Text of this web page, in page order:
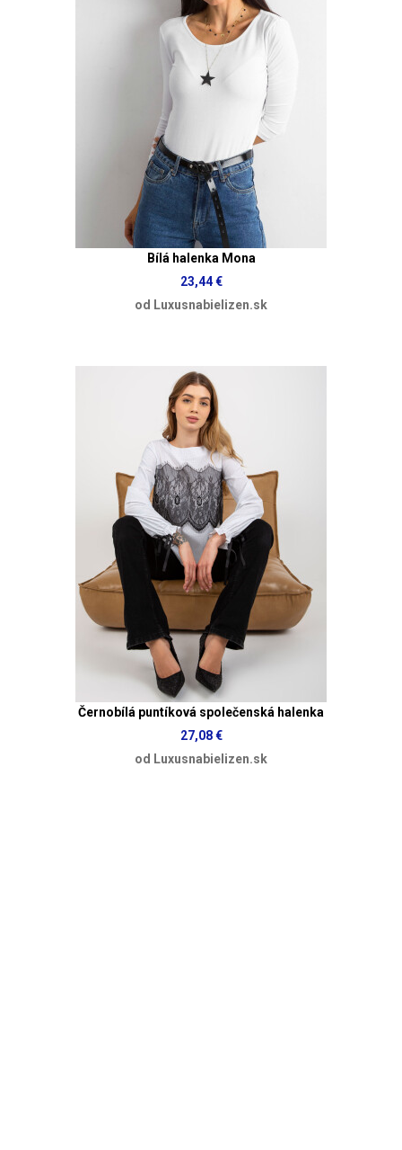
Bílá halenka Mona
23,44 €
od Luxusnabielizen.sk
Černobílá puntíková společenská halenka
27,08 €
od Luxusnabielizen.sk